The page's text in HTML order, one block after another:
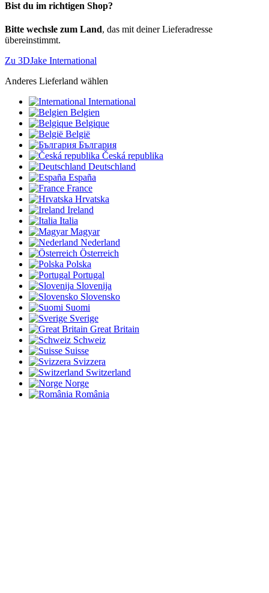
Bist du im richtigen Shop?
Bitte wechsle zum Land, das mit deiner Lieferadresse
übereinstimmt.
Zu 3DJake International
Anderes Lieferland wählen
International
Belgien
Belgique
België
България
Česká republika
Deutschland
España
France
Hrvatska
Ireland
Italia
Magyar
Nederland
Österreich
Polska
Portugal
Slovenija
Slovensko
Suomi
Sverige
Great Britain
Schweiz
Suisse
Svizzera
Switzerland
Norge
România